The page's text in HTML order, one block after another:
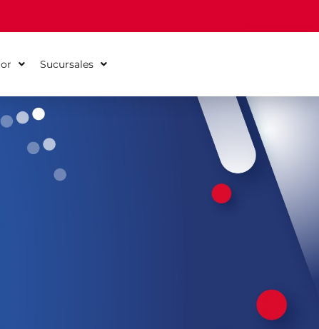
Sucursales